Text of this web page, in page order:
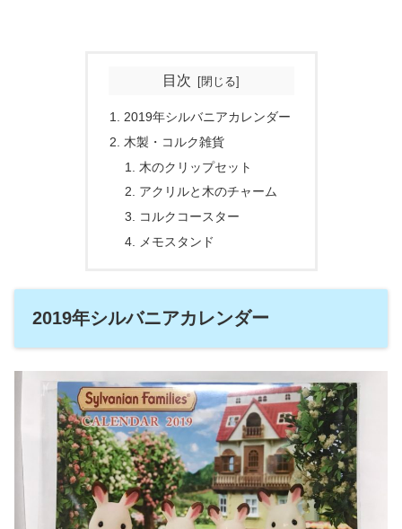
目次
2019年シルバニアカレンダー
木製・コルク雑貨
木のクリップセット
アクリルと木のチャーム
コルクコースター
メモスタンド
2019年シルバニアカレンダー